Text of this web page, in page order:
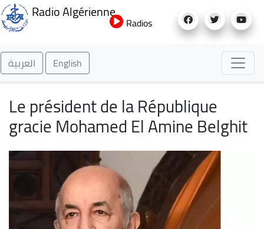
au
Radio Algérienne
Radios
العربية English
Le président de la République
gracie Mohamed El Amine Belghit